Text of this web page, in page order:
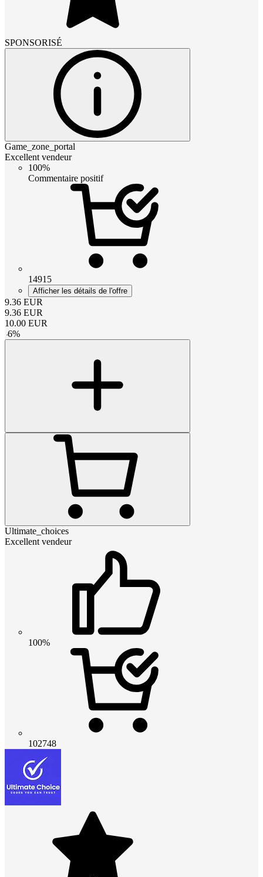
SPONSORISÉ
Game_zone_portal
Excellent vendeur
100%
Commentaire positif
14915
Afficher les détails de l'offre
9.36 EUR
9.36 EUR
10.00 EUR
-6%
Ultimate_choices
Excellent vendeur
100%
102748